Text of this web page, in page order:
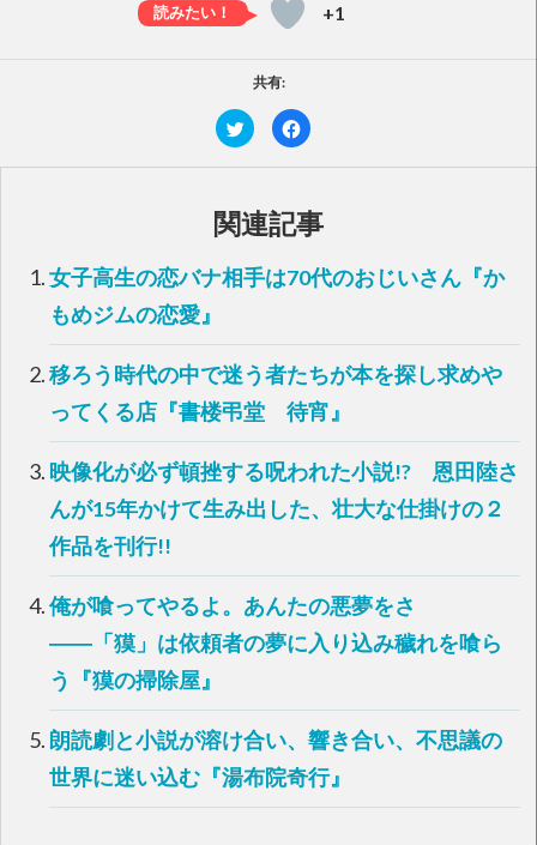
+1
共有:
ク
リ
ク
T
w
i
t
e
有
新
し
い
ウ
ィ
ン
ウ
で
開
き
F
a
e
o
k
で
有
す
ク
ッ
ク
し
て
く
だ
い
(
し
い
ウ
で
開
き
ま
関連記事
女子高生の恋バナ相手は70代のおじいさん『か
もめジムの恋愛』
移ろう時代の中で迷う者たちが本を探し求めや
ってくる店『書楼弔堂 待宵』
映像化が必ず頓挫する呪われた小説!? 恩田陸さ
んが15年かけて生み出した、壮大な仕掛けの２
作品を刊行!!
俺が喰ってやるよ。あんたの悪夢をさ
――「獏」は依頼者の夢に入り込み穢れを喰ら
う『獏の掃除屋』
朗読劇と小説が溶け合い、響き合い、不思議の
世界に迷い込む『湯布院奇行』